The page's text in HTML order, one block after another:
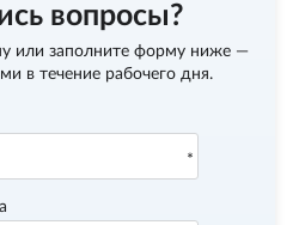
вопросы?
или заполните форму ниже —
в течение рабочего дня.